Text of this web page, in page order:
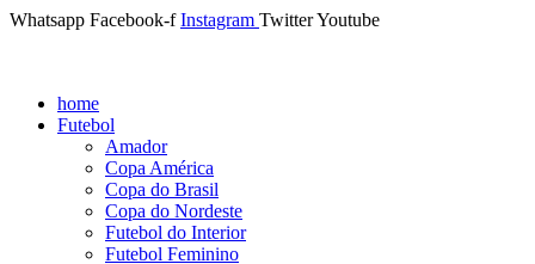
Whatsapp Facebook-f Instagram TwitterYoutube
home
Futebol
Amador
Copa América
Copa do Brasil
Copa do Nordeste
Futebol do Interior
Futebol Feminino